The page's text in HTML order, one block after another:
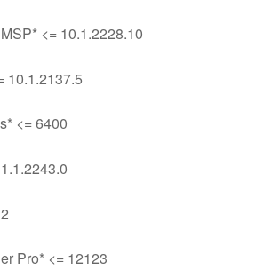
<= 10.1.2228.10
10.1.2137.5
<= 6400
Pro* <= 12123